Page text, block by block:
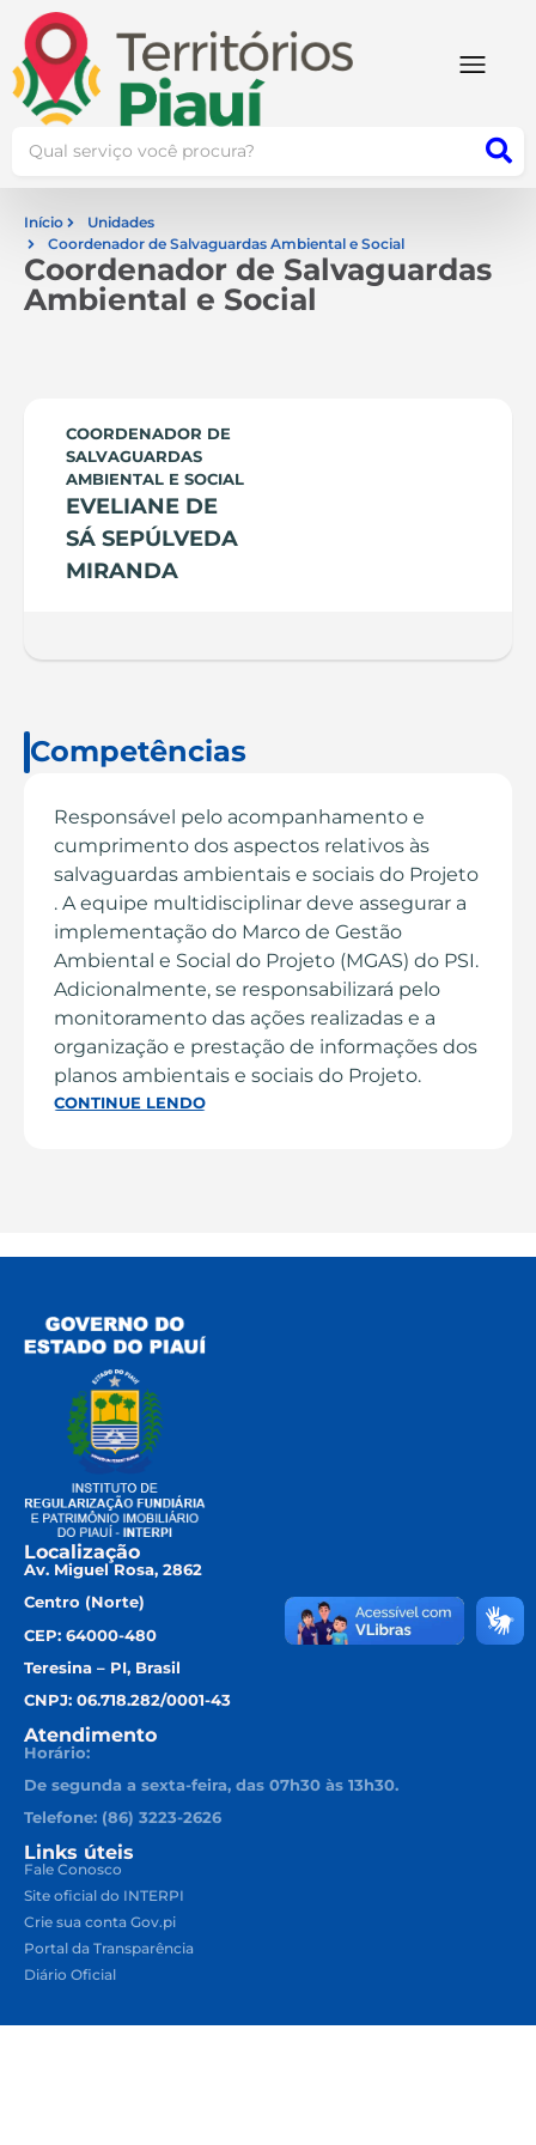
Início
Unidades
Coordenador de Salvaguardas Ambiental e Social
Coordenador de Salvaguardas
Ambiental e Social
COORDENADOR DE
SALVAGUARDAS
AMBIENTAL E SOCIAL
EVELIANE DE
SÁ SEPÚLVEDA
MIRANDA
Competências
Responsável pelo acompanhamento e
cumprimento dos aspectos relativos às
salvaguardas ambientais e sociais do Projeto
. A equipe multidisciplinar deve assegurar a
implementação do Marco de Gestão
Ambiental e Social do Projeto (MGAS) do PSI.
Adicionalmente, se responsabilizará pelo
monitoramento das ações realizadas e a
organização e prestação de informações dos
planos ambientais e sociais do Projeto.
CONTINUE LENDO
Localização
Av. Miguel Rosa, 2862
Centro (Norte)
CEP: 64000-480
Teresina – PI, Brasil
CNPJ: 06.718.282/0001-43
Atendimento
Horário:
De segunda a sexta-feira, das 07h30 às 13h30.
Telefone: (86) 3223-2626
Links úteis
Fale Conosco
Site oficial do INTERPI
Crie sua conta Gov.pi
Portal da Transparência
Diário Oficial